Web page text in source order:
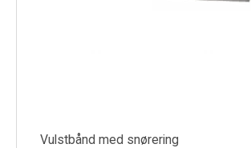
Vulstbånd med snørering